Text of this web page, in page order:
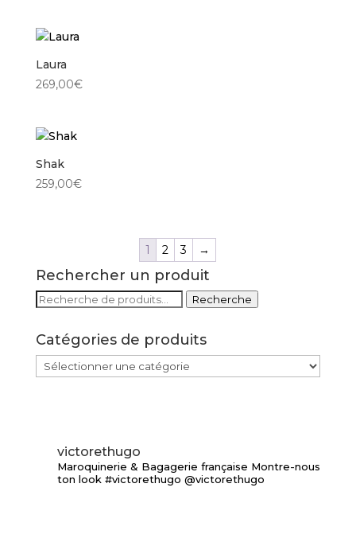
Laura
269,00€
Shak
259,00€
1 2 3 →
Rechercher un produit
Recherche
Recherche
Catégories de produits
victorethugo
Maroquinerie & Bagagerie française Montre-nous
ton look #victorethugo @victorethugo